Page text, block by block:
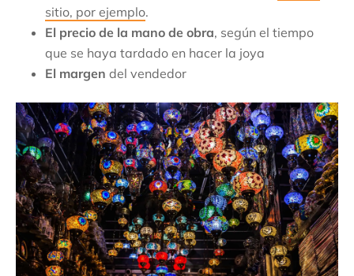
sitio, por ejemplo.
El precio de la mano de obra, según el tiempo
que se haya tardado en hacer la joya
El margen del vendedor